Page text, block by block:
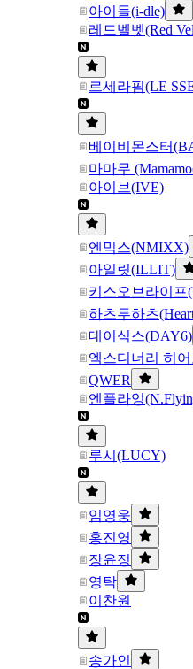
아이들(i-dle)
레드벨벳(Red
르세라핌(LE
베이비몬스터
마마무
아이브(IVE)
엔믹스(NMIXX)
아일릿(ILLIT)
키스오브라이프
하츠투하츠
데이식스(DAY6)
엑스디너리 히어
QWER
엔플라잉
루시(LUCY)
임영웅
홍진영
장윤정
영탁
이찬원
송가인